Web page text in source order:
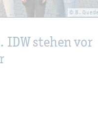
© B.
IDW ste­hen vor